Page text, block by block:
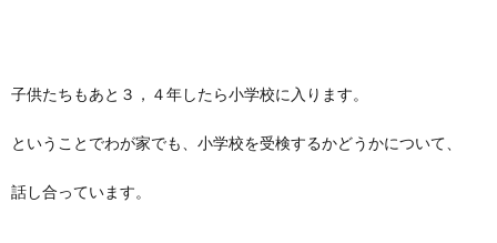
子供たちもあと３，４年したら小学校に入ります。
ということでわが家でも、小学校を受検するかどうかについて、
話し合っています。